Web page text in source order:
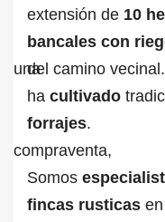
extensión de 10
bancales con
del camino
ha cultivado
forrajes.
Somos
fincas rusticas en